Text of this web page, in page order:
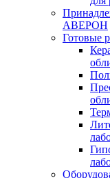
АВЕРОН
Готовые